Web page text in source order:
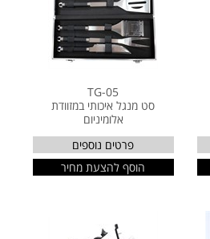
TG-05
סט מנגל איכותי במזוודת
אלומיניום
פרטים נוספים
הוסף להצעת מחיר